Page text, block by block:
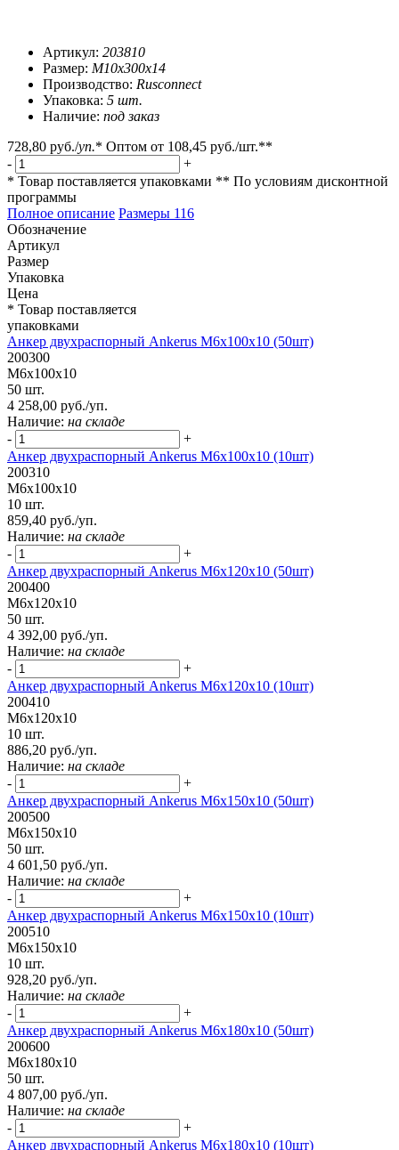
Артикул: 203810
Размер: М10х300х14
Производство: Rusconnect
Упаковка: 5 шт.
Наличие: под заказ
728,80 руб./уп.* Оптом от 108,45 руб./шт.**
-
+
* Товар поставляется упаковками ** По условиям дисконтной
программы
Полное описание Размеры 116
Обозначение
Артикул
Размер
Упаковка
Цена
* Товар поставляется
упаковками
Анкер двухраспорный Ankerus М6х100х10 (50шт)
200300
М6х100х10
50 шт.
4 258,00 руб./уп.
Наличие: на складе
-
+
Анкер двухраспорный Ankerus М6х100х10 (10шт)
200310
М6х100х10
10 шт.
859,40 руб./уп.
Наличие: на складе
-
+
Анкер двухраспорный Ankerus М6х120х10 (50шт)
200400
М6х120х10
50 шт.
4 392,00 руб./уп.
Наличие: на складе
-
+
Анкер двухраспорный Ankerus М6х120х10 (10шт)
200410
М6х120х10
10 шт.
886,20 руб./уп.
Наличие: на складе
-
+
Анкер двухраспорный Ankerus М6х150х10 (50шт)
200500
М6х150х10
50 шт.
4 601,50 руб./уп.
Наличие: на складе
-
+
Анкер двухраспорный Ankerus М6х150х10 (10шт)
200510
М6х150х10
10 шт.
928,20 руб./уп.
Наличие: на складе
-
+
Анкер двухраспорный Ankerus М6х180х10 (50шт)
200600
М6х180х10
50 шт.
4 807,00 руб./уп.
Наличие: на складе
-
+
Анкер двухраспорный Ankerus М6х180х10 (10шт)